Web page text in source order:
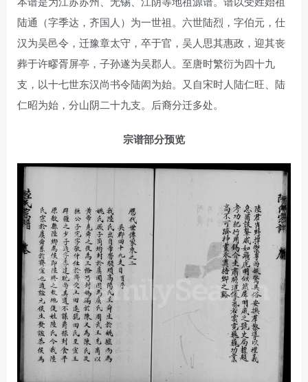
陆通（字季达，齐国人）为一世祖。六世陆烈，字伯元，仕
汉为吴邑令，迁豫章太守，卒于官，吴人思其惠政，迎其丧
葬于许疁胥屏亭，子孙遂为吴郡人。至唐时繁衍为四十九
支，以十七世东汉尚书令陆闳为始。又自宋时人陆仁旺、陆
仁昭为始，分山阴二十九支。后裔分迁多处。
宗谱部分预览